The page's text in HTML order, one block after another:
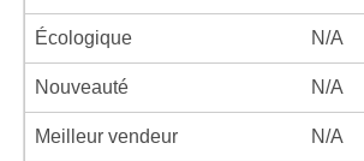
Écologique N/A
Nouveauté N/A
Meilleur vendeur N/A